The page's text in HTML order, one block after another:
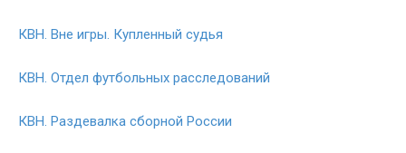
КВН. Вне игры. Купленный судья
КВН. Отдел футбольных расследований
КВН. Раздевалка сборной России